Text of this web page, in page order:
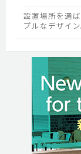
設置場所を選
プルなデザイン